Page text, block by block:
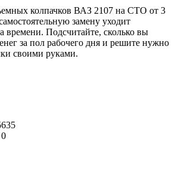
колпачков ВАЗ 2107 на СТО от 3
замену уходит
времени. Подсчитайте, сколько вы
за пол рабочего дня и решите нужно
своими руками.